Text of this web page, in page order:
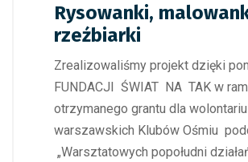
Rysowanki,
rzeźbiarki
Zrealizowaliśmy projekt dzięki
FUNDACJI ŚWIAT NA TAK w
otrzymanego grantu dla
warszawskich Klubów Ośmiu
„Warsztatowych popołudni